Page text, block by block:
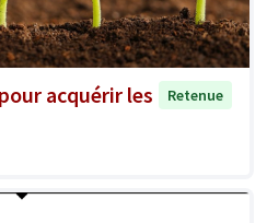
acquérir les
Retenue